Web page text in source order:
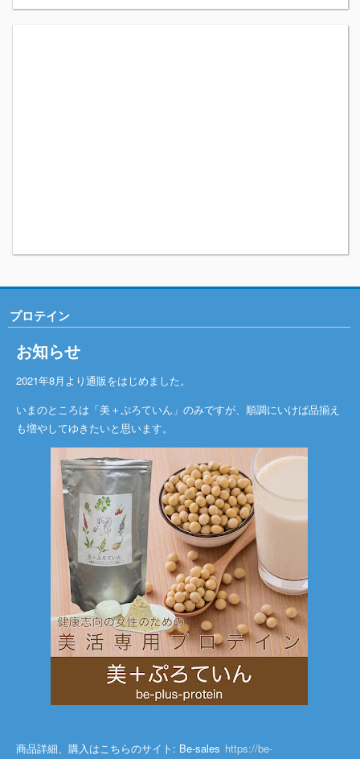
プロテイン
お知らせ
2021年8月より通販をはじめました。
いまのところは「美＋ぷろていん」のみですが、順調にいけば品揃え
も増やしてゆきたいと思います。
商品詳細、購入はこちらのサイト: Be-sales https://be-